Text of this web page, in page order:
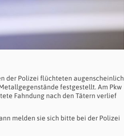
der Polizei flüchteten augenscheinlich
festgestellt. Am Pkw
Fahndung nach den Tätern verlief
melden sie sich bitte bei der Polizei